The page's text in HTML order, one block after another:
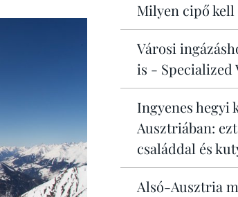
Milyen cipő kell
Városi
is - Specialized
Ingyenes hegyi
Ausztriában:
családdal és
Alsó-Ausztria